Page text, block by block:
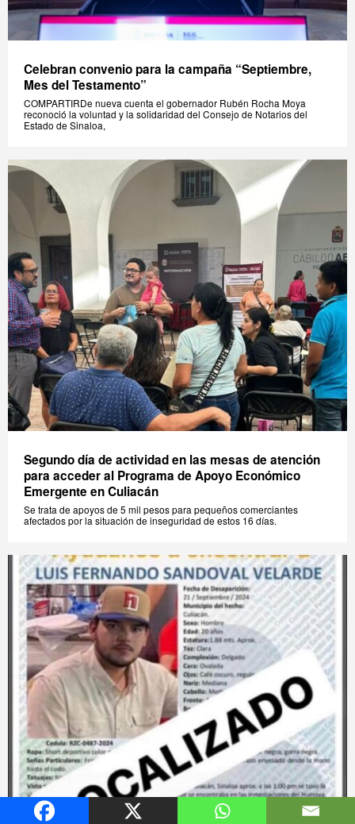
Celebran convenio para la campaña “Septiembre,
Mes del Testamento”
COMPARTIRDe nueva cuenta el gobernador Rubén Rocha Moya
reconoció la voluntad y la solidaridad del Consejo de Notarios del
Estado de Sinaloa,
Segundo día de actividad en las mesas de atención
para acceder al Programa de Apoyo Económico
Emergente en Culiacán
Se trata de apoyos de 5 mil pesos para pequeños comerciantes
afectados por la situación de inseguridad de estos 16 días.